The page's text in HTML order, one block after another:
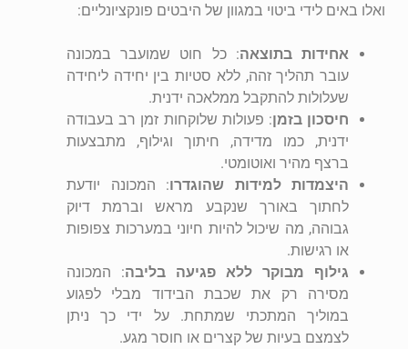
ואלו באים לידי ביטוי במגוון של היבטים פונקציונליים:
אחידות בתוצאה: כל חוט שמועבר במכונה
עובר תהליך זהה, ללא סטיות בין יחידה ליחידה
שעלולות להתקבל ממלאכה ידנית.
חיסכון בזמן: פעולות שלוקחות זמן רב בעבודה
ידנית, כמו מדידה, חיתוך וגילוף, מתבצעות
ברצף מהיר ואוטומטי.
היצמדות למידות שהוגדרו: המכונה יודעת
לחתוך באורך שנקבע מראש וברמת דיוק
גבוהה, מה שיכול להיות חיוני במערכות צפופות
או רגישות.
גילוף מבוקר ללא פגיעה בליבה: המכונה
מסירה רק את שכבת הבידוד מבלי לפגוע
במוליך המתכתי שמתחת. על ידי כך ניתן
לצמצם בעיות של קצרים או חוסר מגע.